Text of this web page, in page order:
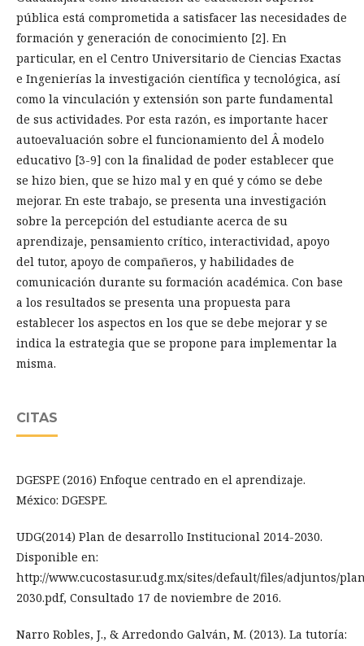
pública está comprometida a satisfacer las necesidades de
formación y generación de conocimiento [2]. En
particular, en el Centro Universitario de Ciencias Exactas
e Ingenierías la investigación científica y tecnológica, así
como la vinculación y extensión son parte fundamental
de sus actividades. Por esta razón, es importante hacer
autoevaluación sobre el funcionamiento del Â modelo
educativo [3-9] con la finalidad de poder establecer que
se hizo bien, que se hizo mal y en qué y cómo se debe
mejorar. En este trabajo, se presenta una investigación
sobre la percepción del estudiante acerca de su
aprendizaje, pensamiento crítico, interactividad, apoyo
del tutor, apoyo de compañeros, y habilidades de
comunicación durante su formación académica. Con base
a los resultados se presenta una propuesta para
establecer los aspectos en los que se debe mejorar y se
indica la estrategia que se propone para implementar la
misma.
CITAS
DGESPE (2016) Enfoque centrado en el aprendizaje.
México: DGESPE.
UDG(2014) Plan de desarrollo Institucional 2014-2030.
Disponible en:
http://www.cucostasur.udg.mx/sites/default/files/adjuntos/
2030.pdf, Consultado 17 de noviembre de 2016.
Narro Robles, J., & Arredondo Galván, M. (2013). La tutoría: